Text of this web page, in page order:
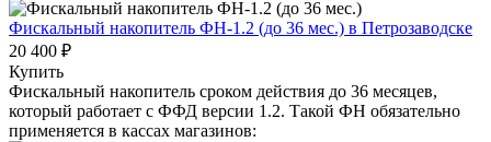
Фискальный накопитель ФН-1.2 (до 36 мес.) в Петрозаводске
20 400 ₽
Купить
Фискальный накопитель сроком действия до 36 месяцев,
который работает с ФФД версии 1.2. Такой ФН обязательно
применяется в кассах магазинов: